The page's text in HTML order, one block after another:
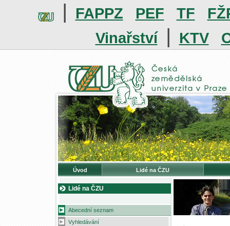
| FAPPZ PEF TF
Vinařství | KTV
Úvod Lidé na ČZU
Lidé na ČZU
Abecední seznam
Vyhledávání